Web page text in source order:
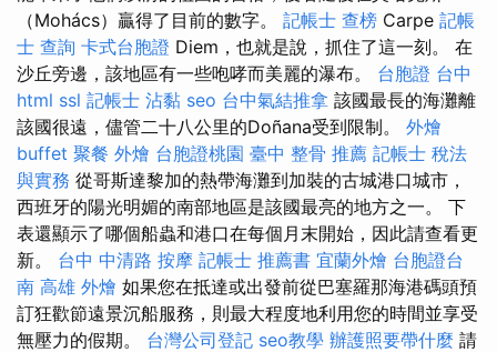
（Mohács）贏得了目前的數字。 記帳士 查榜 Carpe 記帳
士 查詢 卡式台胞證 Diem，也就是說，抓住了這一刻。 在
沙丘旁邊，該地區有一些咆哮而美麗的瀑布。 台胞證 台中
html ssl 記帳士 沾黏 seo 台中氣結推拿 該國最長的海灘離
該國很遠，儘管二十八公里的Doñana受到限制。 外燴
buffet 聚餐 外燴 台胞證桃園 臺中 整骨 推薦 記帳士 稅法
與實務 從哥斯達黎加的熱帶海灘到加裝的古城港口城市，
西班牙的陽光明媚的南部地區是該國最亮的地方之一。 下
表還顯示了哪個船蟲和港口在每個月末開始，因此請查看更
新。 台中 中清路 按摩 記帳士 推薦書 宜蘭外燴 台胞證台
南 高雄 外燴 如果您在抵達或出發前從巴塞羅那海港碼頭預
訂狂歡節遠景沉船服務，則最大程度地利用您的時間並享受
無壓力的假期。 台灣公司登記 seo教學 辦護照要帶什麼 請